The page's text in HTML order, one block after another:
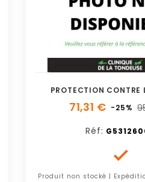
PROTECTION CONTRE
71,31 € -25%
Réf:

Produit non stocké |